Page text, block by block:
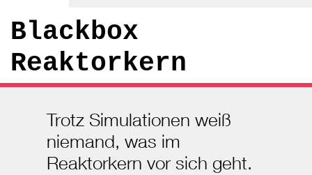
Blackbox
Reaktorkern
Trotz Simulationen weiß
niemand, was im
Reaktorkern vor sich geht.